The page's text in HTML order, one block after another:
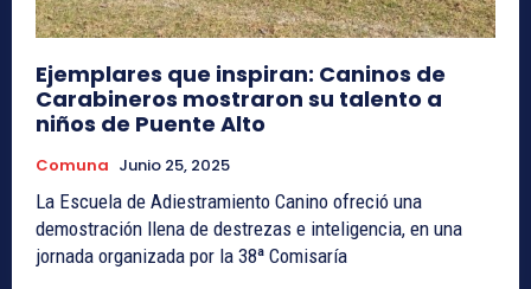
Ejemplares que inspiran: Caninos de
Carabineros mostraron su talento a
niños de Puente Alto
Comuna Junio 25, 2025
La Escuela de Adiestramiento Canino ofreció una
demostración llena de destrezas e inteligencia, en una
jornada organizada por la 38ª Comisaría